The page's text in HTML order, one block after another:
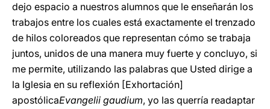
dejo espacio a nuestros alumnos que le enseñarán los
trabajos entre los cuales está exactamente el trenzado
de hilos coloreados que representan cómo se trabaja
juntos, unidos de una manera muy fuerte y concluyo, si
me permite, utilizando las palabras que Usted dirige a
la Iglesia en su reflexión [Exhortación]
apostólicaEvangelii gaudium, yo las querría readaptar